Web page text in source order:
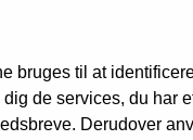
bruges til at
de services, du har
Derudover